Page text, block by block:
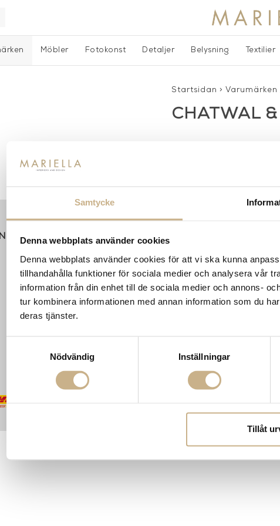
Samtycke
Denna webbplats använder cookies
Denna webbplats använder cookies för att vi ska kunna
tillhandahålla funktioner för sociala medier och analysera vår
information från din enhet till de sociala medier och annons-
tur kombinera informationen med annan information som du
deras tjänster.
Nödvändig
Inställningar
Tillåt
Möbler Fotokonst Detaljer Belysning Textilier
Startsidan > Varumärken
CHATWAL
KONTAKT
LILLA BROGATAN 9
503 30 BORÅS
info@mariellastore.se